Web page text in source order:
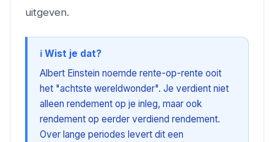
uitgeven.
ℹ️ Wist je dat?
Albert Einstein noemde rente-op-rente ooit
het "achtste wereldwonder". Je verdient niet
alleen rendement op je inleg, maar ook
rendement op eerder verdiend rendement.
Over lange periodes levert dit een